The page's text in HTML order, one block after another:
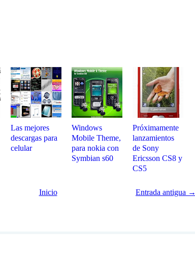
Las mejores
descargas para
celular
Windows
Mobile Theme,
para nokia con
Symbian s60
Próximamente
lanzamientos
de Sony
Ericsson CS8 y
CS5
Entrada antigua →
Inicio